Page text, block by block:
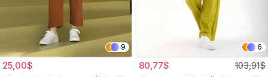
9
25,00$
6
80,77$ 103,91$